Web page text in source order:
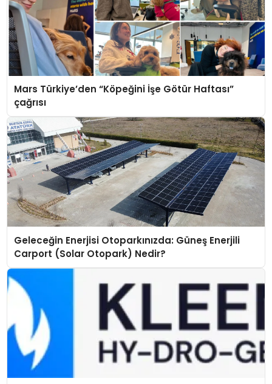
Mars Türkiye’den “Köpeğini İşe Götür Haftası”
çağrısı
Geleceğin Enerjisi Otoparkınızda: Güneş Enerjili
Carport (Solar Otopark) Nedir?